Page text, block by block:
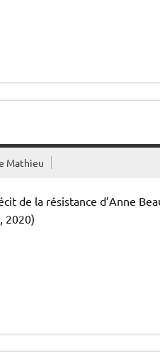
Mathieu
de la résistance d’Anne
2020)